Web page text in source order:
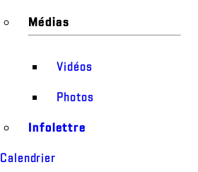
Médias
Vidéos
Photos
Infolettre
Calendrier